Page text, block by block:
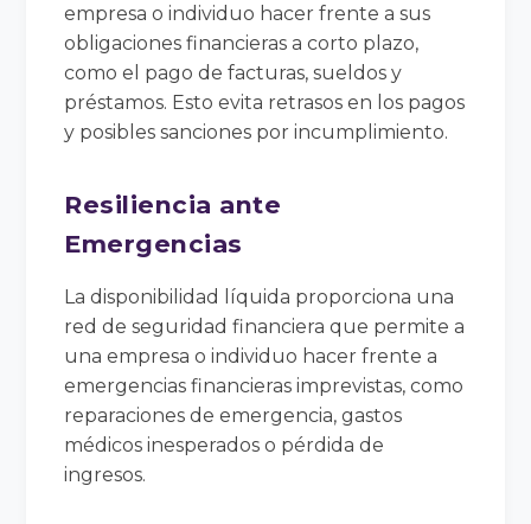
empresa o individuo hacer frente a sus
obligaciones financieras a corto plazo,
como el pago de facturas, sueldos y
préstamos. Esto evita retrasos en los pagos
y posibles sanciones por incumplimiento.
Resiliencia ante
Emergencias
La disponibilidad líquida proporciona una
red de seguridad financiera que permite a
una empresa o individuo hacer frente a
emergencias financieras imprevistas, como
reparaciones de emergencia, gastos
médicos inesperados o pérdida de
ingresos.